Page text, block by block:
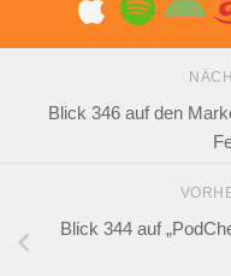
Blick 346 auf den
Blick 344 auf